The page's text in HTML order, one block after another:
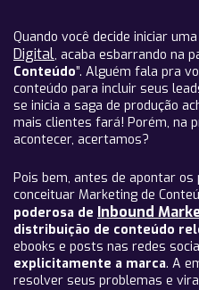
Quando você decide iniciar
Digital, acaba esbarrando na
Conteúdo”. Alguém fala pra
conteúdo para incluir seus
se inicia a saga de produção
mais clientes fará! Porém, na
acontecer, acertamos?
Pois bem, antes de apontar
conceituar Marketing de
poderosa de Inbound
distribuição de conteúdo
ebooks e posts nas redes
explicitamente a marca. A
resolver seus problemas e